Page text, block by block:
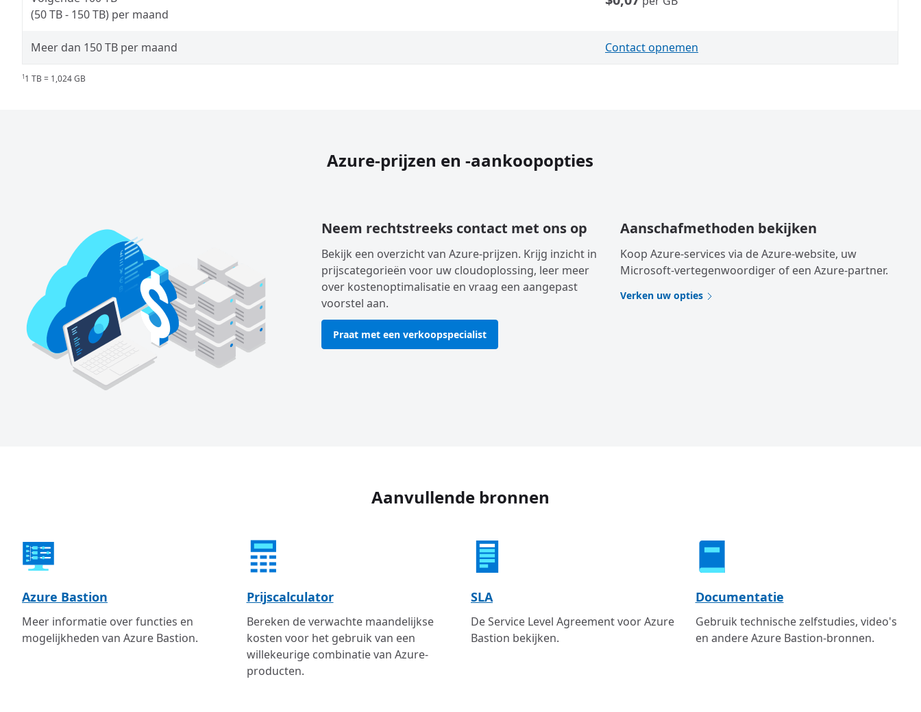
(50 TB - 150 TB) per maand
Meer dan 150 TB per maand Contact opnemen
1 1 TB = 1,024 GB
Azure-prijzen en -aankoopopties
Neem rechtstreeks contact met ons op
Bekijk een overzicht van Azure-prijzen. Krijg inzicht in
prijscategorieën voor uw cloudoplossing, leer meer
over kostenoptimalisatie en vraag een aangepast
voorstel aan.
Praat met een verkoopspecialist
Aanschafmethoden bekijken
Koop Azure-services via de Azure-website, uw
Microsoft-vertegenwoordiger of een Azure-partner.
Verken uw opties
Aanvullende bronnen
Azure Bastion
Meer informatie over functies en
mogelijkheden van Azure Bastion.
Prijscalculator
Bereken de verwachte maandelijkse
kosten voor het gebruik van een
willekeurige combinatie van Azure-
producten.
SLA
De Service Level Agreement voor Azure
Bastion bekijken.
Documentatie
Gebruik technische zelfstudies, video's
en andere Azure Bastion-bronnen.